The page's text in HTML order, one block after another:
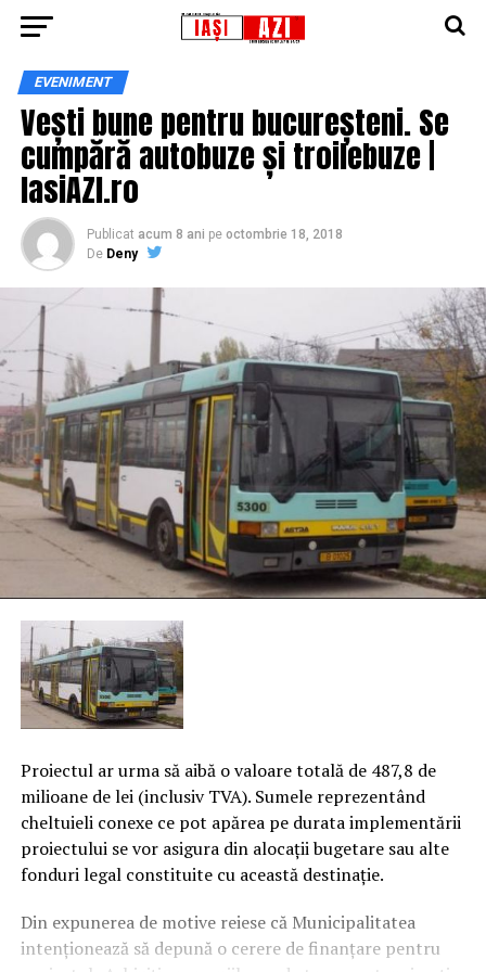
EVENIMENT
Vești bune pentru bucureșteni. Se
cumpără autobuze și troilebuze |
IasiAZI.ro
Publicat acum 8 ani pe octombrie 18, 2018
De Deny
Proiectul ar urma să aibă o valoare totală de 487,8 de
milioane de lei (inclusiv TVA). Sumele reprezentând
cheltuieli conexe ce pot apărea pe durata implementării
proiectului se vor asigura din alocaţii bugetare sau alte
fonduri legal constituite cu această destinaţie.
Din expunerea de motive reiese că Municipalitatea
intenţionează să depună o cerere de finanţare pentru